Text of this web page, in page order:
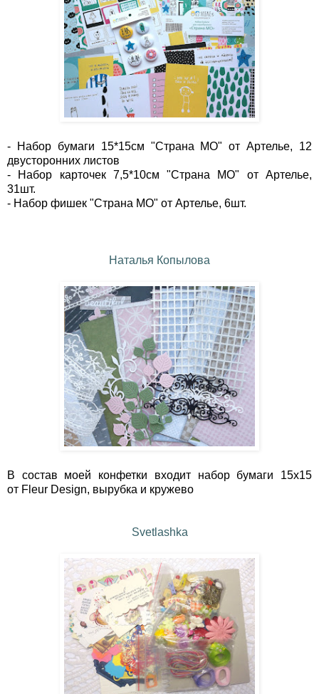
- Набор бумаги 15*15см "Страна МО" от Артелье, 12
двусторонних листов
- Набор карточек 7,5*10см "Страна МО" от Артелье,
31шт.
- Набор фишек "Страна МО" от Артелье, 6шт.
Наталья Копылова
В состав моей конфетки входит набор бумаги 15х15
от Fleur Design, вырубка и кружево
Svetlashka